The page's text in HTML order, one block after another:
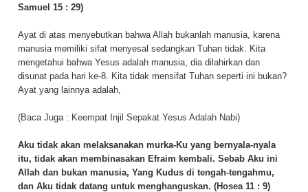
Samuel 15 : 29)
Ayat di atas menyebutkan bahwa Allah bukanlah manusia, karena
manusia memiliki sifat menyesal sedangkan Tuhan tidak. Kita
mengetahui bahwa Yesus adalah manusia, dia dilahirkan dan
disunat pada hari ke-8. Kita tidak mensifat Tuhan seperti ini bukan?
Ayat yang lainnya adalah,
(Baca Juga : Keempat Injil Sepakat Yesus Adalah Nabi)
Aku tidak akan melaksanakan murka-Ku yang bernyala-nyala
itu, tidak akan membinasakan Efraim kembali. Sebab Aku ini
Allah dan bukan manusia, Yang Kudus di tengah-tengahmu,
dan Aku tidak datang untuk menghanguskan. (Hosea 11 : 9)